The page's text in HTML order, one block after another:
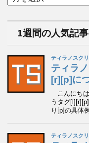
ー
1週間の人気記事